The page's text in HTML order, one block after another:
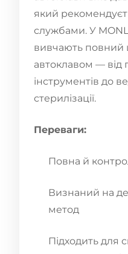
який
службами. У
вивчають повний
автоклавом — від
інструментів до
стерилізації.
Переваги:
Повна й
Визнаний на
метод
Підходить для